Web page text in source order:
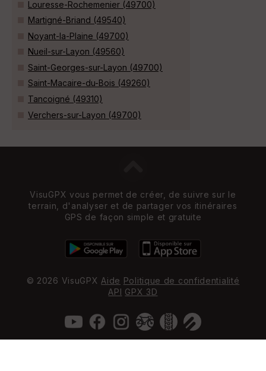
Louresse-Rochemenier (49700)
Martigné-Briand (49540)
Noyant-la-Plaine (49700)
Nueil-sur-Layon (49560)
Saint-Georges-sur-Layon (49700)
Saint-Macaire-du-Bois (49260)
Tancoigné (49310)
Verchers-sur-Layon (49700)
VisuGPX vous permet de créer, de suivre sur le
terrain, d'analyser et de partager vos itinéraires
GPS de façon simple et gratuite
© 2026 VisuGPX Aide Politique de confidentialité
API GPX 3D